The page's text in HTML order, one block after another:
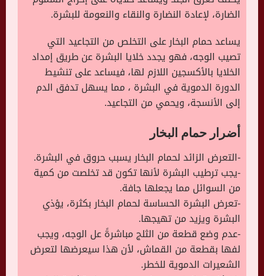
الضارة، لإعادة النضارة والنقاء والنعومة للبشرة.
يساعد حمام البخار على التخلص من التجاعيد التي
تصيب الوجه، فهو يجدد خلايا البشرة عن طريق إمداد
الخلايا بالأكسجين اللازم لها، فيساعد على تنشيط
الدورة الدموية في البشرة ، مما يسهل تدفق الدم
إلى الأنسجة، ويحمي من التجاعيد.
أضرار حمام البخار
-التعرض الزائد لحمام البخار يسبب حروق في البشرة.
-يجب ترطيب البشرة لأنها تكون قد تخلصت من كمية
من السوائل مما يجعلها جافة.
-تعرض البشرة الحساسة لحمام البخار بكثرة، يؤذي
البشرة ويزيد من تهيجها.
-عدم وضع قطعة من الثلج مباشرةً عل الوجه، ويجب
لفها بقطعة من القماش، لأن هذا سيعرضها لتعرض
الشعيرات الدموية للخطر.